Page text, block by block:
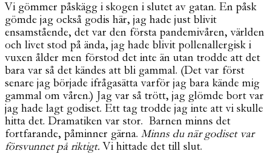
Vi gömmer påskägg i skogen i slutet av gatan. En påsk
gömde jag också godis här, jag hade just blivit
ensamstående, det var den första pandemivåren, världen
och livet stod på ända, jag hade blivit pollenallergisk i
vuxen ålder men förstod det inte än utan trodde att det
bara var så det kändes att bli gammal. (Det var först
senare jag började ifrågasätta varför jag bara kände mig
gammal om våren.) Jag var så trött, jag glömde bort var
jag hade lagt godiset. Ett tag trodde jag inte att vi skulle
hitta det. Dramatiken var stor. Barnen minns det
fortfarande, påminner gärna. Minns du när godiset var
försvunnet på riktigt.Vi hittade det till slut.